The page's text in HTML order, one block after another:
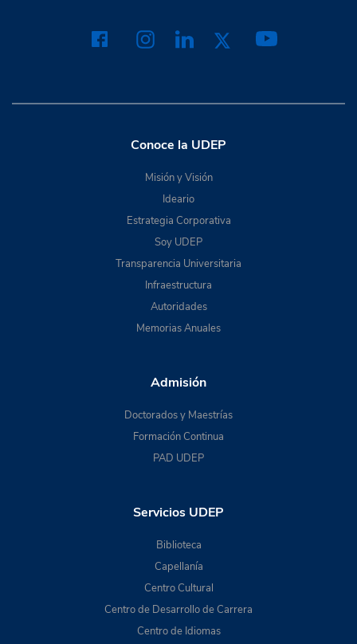
Conoce la UDEP
Misión y Visión
Ideario
Estrategia Corporativa
Soy UDEP
Transparencia Universitaria
Infraestructura
Autoridades
Memorias Anuales
Admisión
Doctorados y Maestrías
Formación Continua
PAD UDEP
Servicios UDEP
Biblioteca
Capellanía
Centro Cultural
Centro de Desarrollo de Carrera
Centro de Idiomas